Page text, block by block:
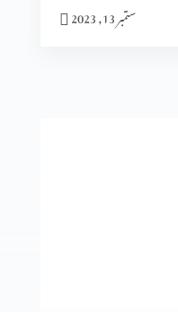
ستمبر 13, 2023